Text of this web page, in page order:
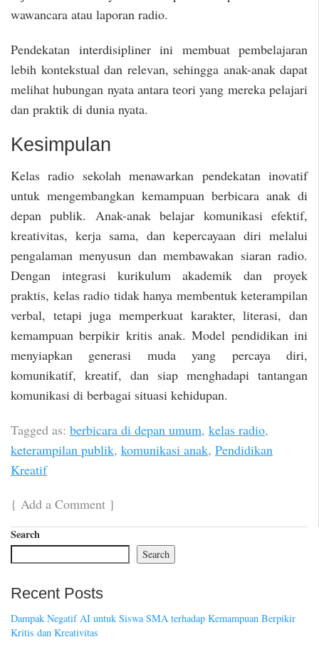
wawancara atau laporan radio.
Pendekatan interdisipliner ini membuat pembelajaran
lebih kontekstual dan relevan, sehingga anak-anak dapat
melihat hubungan nyata antara teori yang mereka pelajari
dan praktik di dunia nyata.
Kesimpulan
Kelas radio sekolah menawarkan pendekatan inovatif
untuk mengembangkan kemampuan berbicara anak di
depan publik. Anak-anak belajar komunikasi efektif,
kreativitas, kerja sama, dan kepercayaan diri melalui
pengalaman menyusun dan membawakan siaran radio.
Dengan integrasi kurikulum akademik dan proyek
praktis, kelas radio tidak hanya membentuk keterampilan
verbal, tetapi juga memperkuat karakter, literasi, dan
kemampuan berpikir kritis anak. Model pendidikan ini
menyiapkan generasi muda yang percaya diri,
komunikatif, kreatif, dan siap menghadapi tantangan
komunikasi di berbagai situasi kehidupan.
Tagged as: berbicara di depan umum, kelas radio,
keterampilan publik, komunikasi anak, Pendidikan
Kreatif
{ Add a Comment }
Search
Search
Recent Posts
Dampak Negatif AI untuk Siswa SMA terhadap Kemampuan Berpikir
Kritis dan Kreativitas